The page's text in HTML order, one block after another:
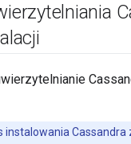
instalowania Cassandra